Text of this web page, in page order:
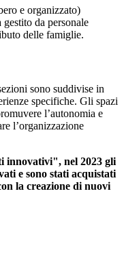
e organizzato)
da personale
delle famiglie.
sono suddivise in
specifiche. Gli spazi
l’autonomia e
l’organizzazione
innovativi", nel 2023 gli
e sono stati acquistati
la creazione di nuovi